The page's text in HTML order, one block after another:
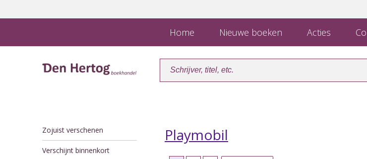
Home Nieuwe boeken Acties
Zojuist verschenen
Verschijnt binnenkort
Playmobil